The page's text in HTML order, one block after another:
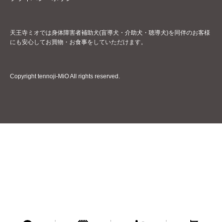
天王寺ミオでは身体障害者補助犬(盲導犬・介助犬・聴導犬)を同伴のお客様
にも安心してお買物・お食事をしていただけます。
Copyright tennoji-MiO All rights reserved.